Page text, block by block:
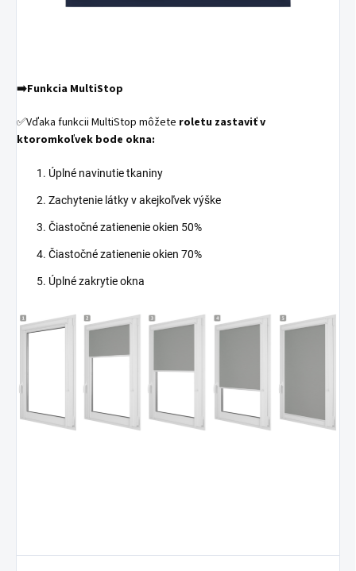
➡️Funkcia MultiStop
✅Vďaka funkcii MultiStop môžete roletu zastaviť v
ktoromkoľvek bode okna:
Úplné navinutie tkaniny
Zachytenie látky v akejkoľvek výške
Čiastočné zatienenie okien 50%
Čiastočné zatienenie okien 70%
Úplné zakrytie okna